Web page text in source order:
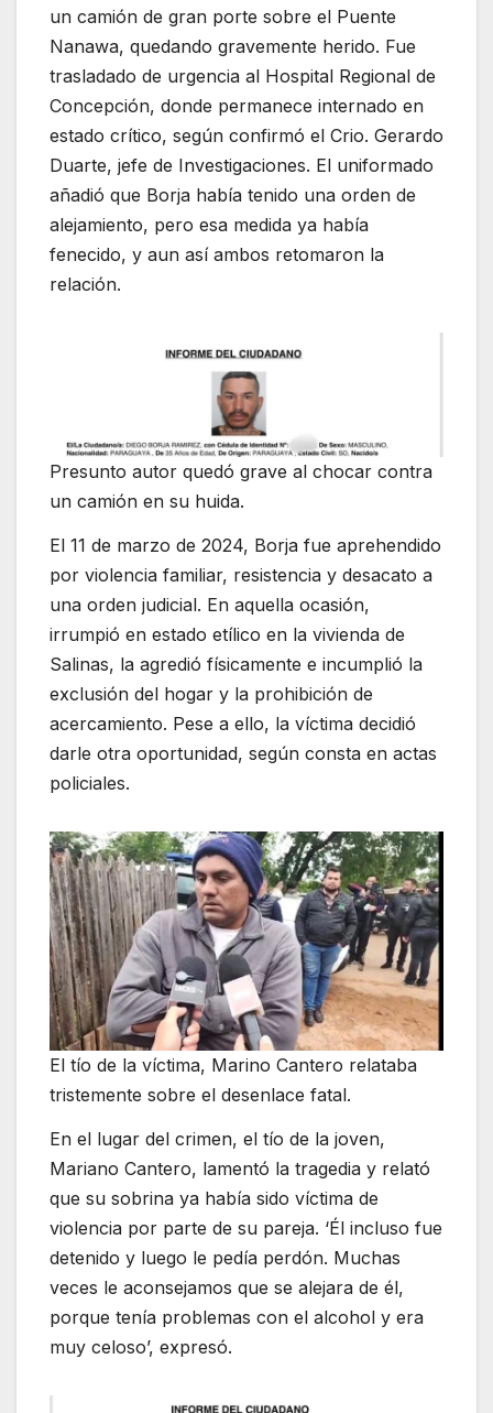
un camión de gran porte sobre el Puente
Nanawa, quedando gravemente herido. Fue
trasladado de urgencia al Hospital Regional de
Concepción, donde permanece internado en
estado crítico, según confirmó el Crio. Gerardo
Duarte, jefe de Investigaciones. El uniformado
añadió que Borja había tenido una orden de
alejamiento, pero esa medida ya había
fenecido, y aun así ambos retomaron la
relación.
Presunto autor quedó grave al chocar contra
un camión en su huida.
El 11 de marzo de 2024, Borja fue aprehendido
por violencia familiar, resistencia y desacato a
una orden judicial. En aquella ocasión,
irrumpió en estado etílico en la vivienda de
Salinas, la agredió físicamente e incumplió la
exclusión del hogar y la prohibición de
acercamiento. Pese a ello, la víctima decidió
darle otra oportunidad, según consta en actas
policiales.
El tío de la víctima, Marino Cantero relataba
tristemente sobre el desenlace fatal.
En el lugar del crimen, el tío de la joven,
Mariano Cantero, lamentó la tragedia y relató
que su sobrina ya había sido víctima de
violencia por parte de su pareja. ‘Él incluso fue
detenido y luego le pedía perdón. Muchas
veces le aconsejamos que se alejara de él,
porque tenía problemas con el alcohol y era
muy celoso’, expresó.